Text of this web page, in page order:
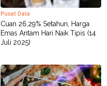
Pusat Data
Cuan 26,29% Setahun, Harga
Emas Antam Hari Naik Tipis (14
Juli 2025)